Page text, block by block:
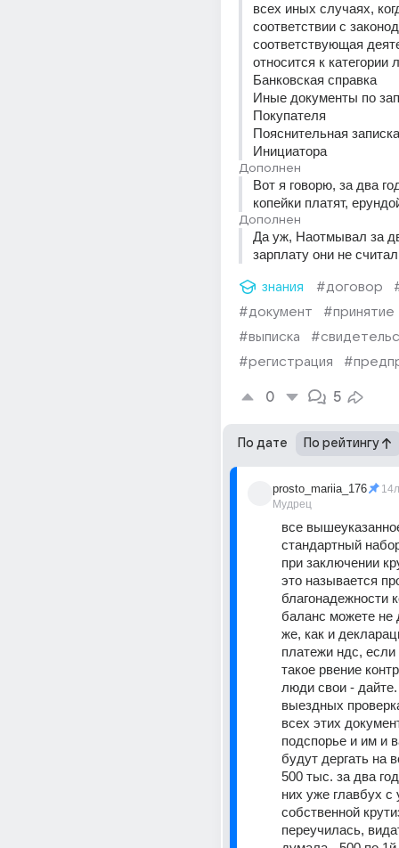
всех иных случаях,
соответствии с
соответствующая
Банковская справка
Иные документы по
Покупателя
Пояснительная
Инициатора
Дополнен
Вот я говорю, за два
копейки платят,
Дополнен
Да уж, Наотмывал за
зарплату они не
знания #договор
#документ
#принятие
#выписка
#регистрация
0 5
По дате По рейтингу
prosto_mariia_176
Мудрец
все
стандартный
при заключении
это называется
благонадежности
баланс можете не
же, как и
платежи ндс,
такое рвение
люди свои -
выездных
всех этих
подспорье и им и
будут дергать на
500 тыс. за два
них уже главбух с
собственной
переучилась,